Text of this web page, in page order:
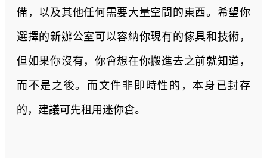
備，以及其他任何需要大量空間的東西。希望你
選擇的新辦公室可以容納你現有的傢具和技術，
但如果你沒有，你會想在你搬進去之前就知道，
而不是之後。而文件非即時性的，本身已封存
的，建議可先租用迷你倉。